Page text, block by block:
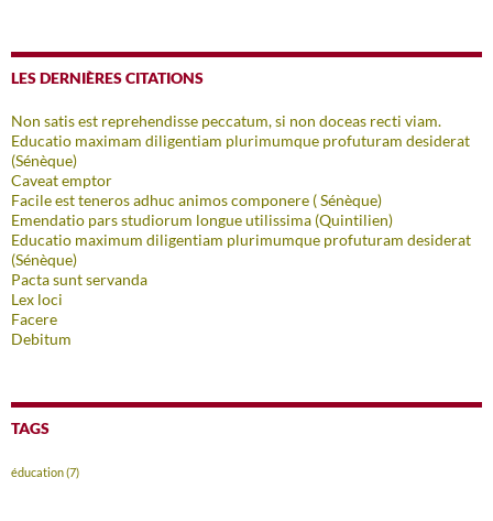
LES DERNIÈRES CITATIONS
Non satis est reprehendisse peccatum, si non doceas recti viam.
Educatio maximam diligentiam plurimumque profuturam desiderat
(Sénèque)
Caveat emptor
Facile est teneros adhuc animos componere ( Sénèque)
Emendatio pars studiorum longue utilissima (Quintilien)
Educatio maximum diligentiam plurimumque profuturam desiderat
(Sénèque)
Pacta sunt servanda
Lex loci
Facere
Debitum
TAGS
éducation(7)